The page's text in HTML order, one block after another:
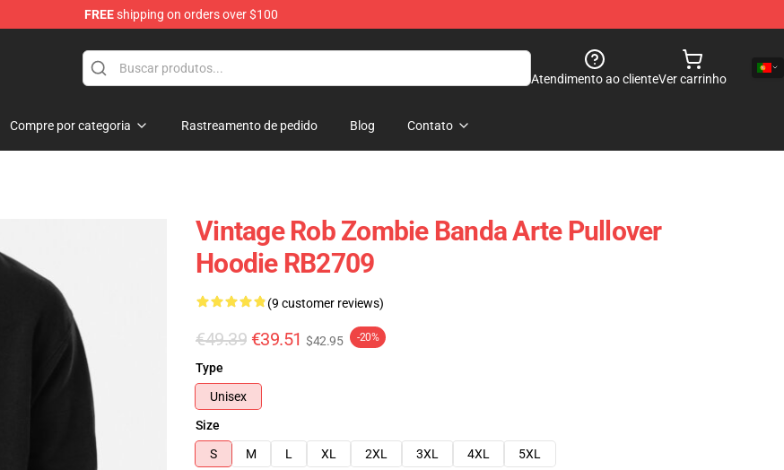
FREEshipping on orders over $100
Atendimento ao clienteVer carrinho
Compre por categoria Rastreamento de pedido Blog Contato
Vintage Rob Zombie Banda Arte Pullover
Hoodie RB2709
(9 customer reviews)
€49.39 €39.51 $42.95 -20%
Type
Unisex
Size
S
M L XL 2XL 3XL 4XL
5XL